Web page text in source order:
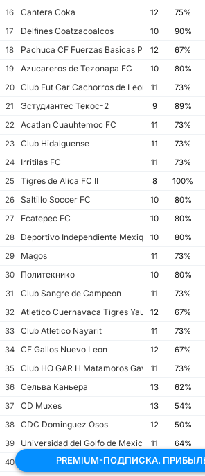
16
Cantera Coka 12 75%
17
Delfines Coatzacoalcos 10 90%
18
Pachuca CF Fuerzas Basicas Pachuca CF III
12 67%
19
Azucareros de Tezonapa FC 10 80%
20
Club Fut Car Cachorros de Leon 11 73%
21
Эстудиантес Текос-2 9 89%
22
Acatlan Cuauhtemoc FC 11 73%
23
Club Hidalguense 11 73%
24
Irritilas FC 11 73%
25
Tigres de Alica FC II 8 100%
26
Saltillo Soccer FC 10 80%
27
Ecatepec FC 10 80%
28
Deportivo Independiente Mexiquense
10 80%
29
Magos 11 73%
30
Политекнико 10 80%
31
Club Sangre de Campeon 11 73%
32
Atletico Cuernavaca Tigres Yautepec
12 67%
33
Club Atletico Nayarit 11 73%
34
CF Gallos Nuevo Leon 12 67%
35
Club HO GAR H Matamoros Gavilanes FC
11 73%
36
Сельва Каньера 13 62%
37
CD Muxes 13 54%
38
CDC Dominguez Osos 12 50%
39
Universidad del Golfo de Mexico FC
11 64%
40
Correcaminos de la UAT III 11 64%
PREMIUM-ПОДПИСКА.